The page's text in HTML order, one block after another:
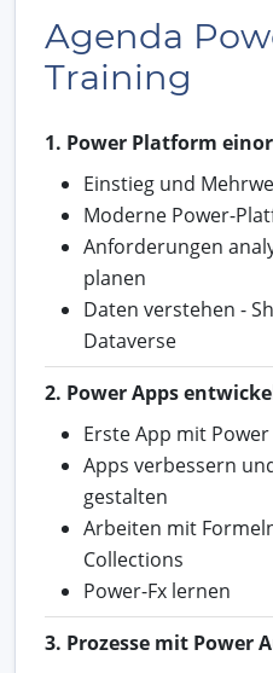
Agenda
Training
1. Power Platform
Einstieg und
Moderne Power-
Anforderungen
planen
Daten verstehen -
Dataverse
2. Power Apps
Erste App mit
Apps verbessern
gestalten
Arbeiten mit
Collections
Power-Fx lernen
3. Prozesse mit Power